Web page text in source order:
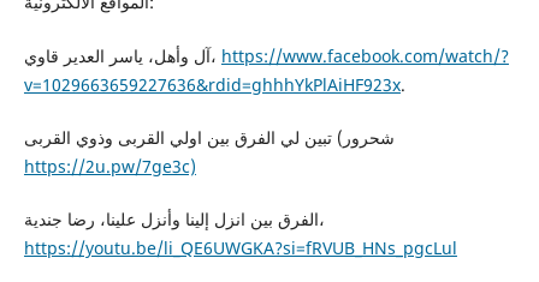
آل وأهل، ياسر العدير قاوي، https://www.facebook.com/watch/?
v=1029663659227636&rdid=ghhhYkPlAiHF923x.
تبين لي الفرق بين اولي القربى وذوي القربى (شحرور
https://2u.pw/7ge3c)
الفرق بين انزل إلينا وأنزل علينا، رضا جندية،
https://youtu.be/li_QE6UWGKA?si=fRVUB_HNs_pgcLul